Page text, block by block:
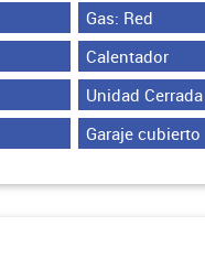
Gas: Red
Calentador
Unidad Cerrada
Garaje cubierto